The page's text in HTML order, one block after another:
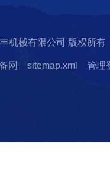
机械有限公司 版权所有
网 sitemap.xml 管理